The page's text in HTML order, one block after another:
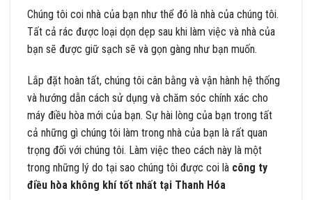
Chúng tôi coi nhà của bạn như thể đó là nhà của chúng tôi.
Tất cả rác được loại dọn dẹp sau khi làm việc và nhà của
bạn sẽ được giữ sạch sẽ và gọn gàng như bạn muốn.
Lắp đặt hoàn tất, chúng tôi cân bằng và vận hành hệ thống
và hướng dẫn cách sử dụng và chăm sóc chính xác cho
máy điều hòa mới của bạn. Sự hài lòng của bạn trong tất
cả những gì chúng tôi làm trong nhà của bạn là rất quan
trọng đối với chúng tôi. Làm việc theo cách này là một
trong những lý do tại sao chúng tôi được coi là công ty
điều hòa không khí tốt nhất tại Thanh Hóa